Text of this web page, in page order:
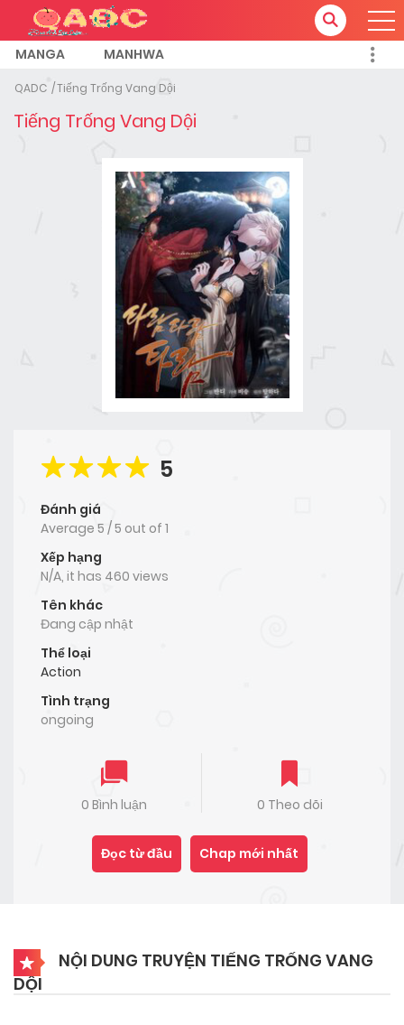
MANGA MANHWA
QADC Tiếng Trống Vang Dội
Tiếng Trống Vang Dội
5
Đánh giá
Average 5 /5 out of 1
Xếp hạng
N/A, it has 460 views
Tên khác
Đang cập nhật
Thể loại
Action
Tình trạng
ongoing
0 Bình luận 0 Theo dõi
Đọc từ đầu Chap mới nhất
NỘI DUNG TRUYỆN TIẾNG TRỐNG VANG
DỘI